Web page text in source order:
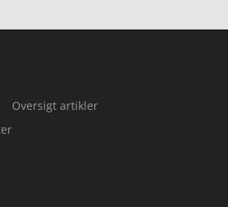
Oversigt artikler